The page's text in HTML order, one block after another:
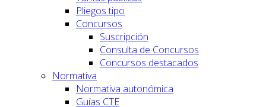
Pliegos tipo
Concursos
Suscripción
Consulta de Concursos
Concursos destacados
Normativa
Normativa autonómica
Guías CTE